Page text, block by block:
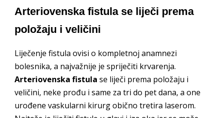
Arteriovenska fistula se liječi prema
položaju i veličini
Liječenje fistula ovisi o kompletnoj anamnezi
bolesnika, a najvažnije je spriječiti krvarenja.
Arteriovenska fistula se liječi prema položaju i
veličini, neke prođu i same za tri do pet dana, a one
urođene vaskularni kirurg obično tretira laserom.